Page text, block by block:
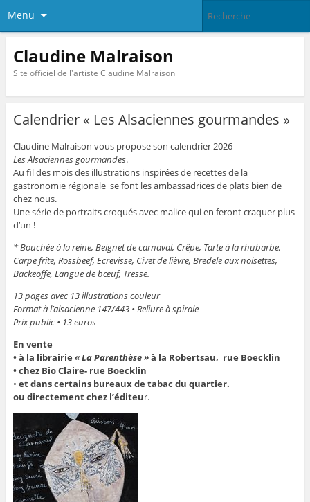
Menu
Claudine Malraison
Site officiel de l'artiste Claudine Malraison
Calendrier « Les Alsaciennes gourmandes »
Claudine Malraison vous propose son calendrier 2026
Les Alsaciennes gourmandes.
Au fil des mois des illustrations inspirées de recettes de la
gastronomie régionale se font les ambassadrices de plats bien de
chez nous.
Une série de portraits croqués avec malice qui en feront craquer plus
d’un !
* Bouchée à la reine, Beignet de carnaval, Crêpe, Tarte à la rhubarbe,
Carpe frite, Rossbeef, Ecrevisse, Civet de lièvre, Bredele aux noisettes,
Bäckeoffe, Langue de bœuf, Tresse.
13 pages avec 13 illustrations couleur
Format à l’alsacienne 147/443 • Reliure à spirale
Prix public • 13 euros
En vente
• à la librairie « La Parenthèse »à la Robertsau, rue Boecklin
• chez Bio Claire- rue Boecklin
• et dans certains bureaux de tabac du quartier.
ou directement chez l’éditeur.